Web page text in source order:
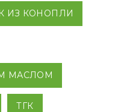
ИЗ КОНОПЛИ
МАСЛОМ
ТГК